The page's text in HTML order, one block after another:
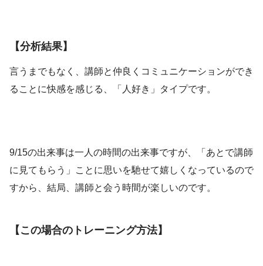
【分析結果】
言うまでもなく、講師と仲良くコミュニケーションができ
ることに快感を感じる、「人好き」タイプです。
9/15の出来事は一人の時間の出来事ですが、「あとで講師
に見てもらう」ことに思いを馳せて嬉しくなっているので
すから、結局、講師と会う時間が楽しいのです。
【この場合のトレーニング方法】